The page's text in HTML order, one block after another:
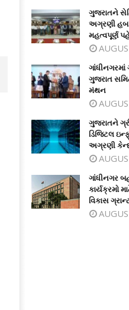
ગાંધીનગરમાં ગીફ્ટસિટી ખાતે વિકસિત
ગુજરાતને
અગ્રણી હબ
મહત્વપૂર્ણ
ગાંધીનગરમાં
ગુજરાત
મંથન
ગુજરાતને
ડિજિટલ
અગ્રણી
ગાંધીનગર
કાર્યક્રમો
વિકાસ